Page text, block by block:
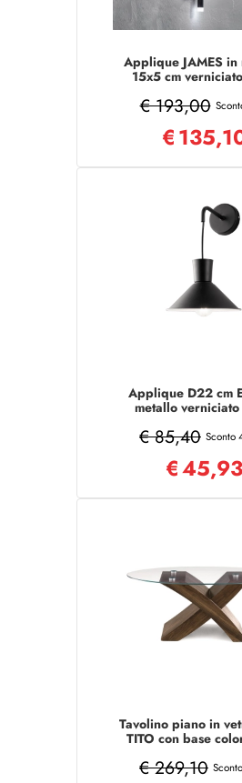
Applique JAMES in
15x5 cm
€ 193,00
€
Applique D22 cm
metallo
€ 85,40 Sconto
€45,93
Tavolino piano in
TITO con base
€ 269,10